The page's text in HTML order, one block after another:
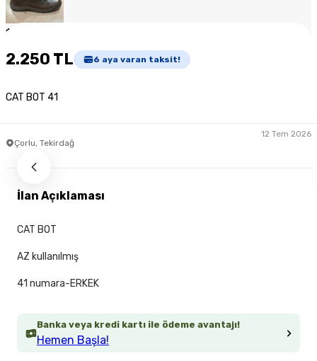
1
2.250 TL 6 aya varan taksit!
CAT BOT 41
Çorlu, Tekirdağ
12 Tem 2026
Banka veya kredi kartı ile ödeme avantajı!
Hemen Başla!
İlan Açıklaması
CAT BOT
AZ kullanılmış
41 numara-ERKEK